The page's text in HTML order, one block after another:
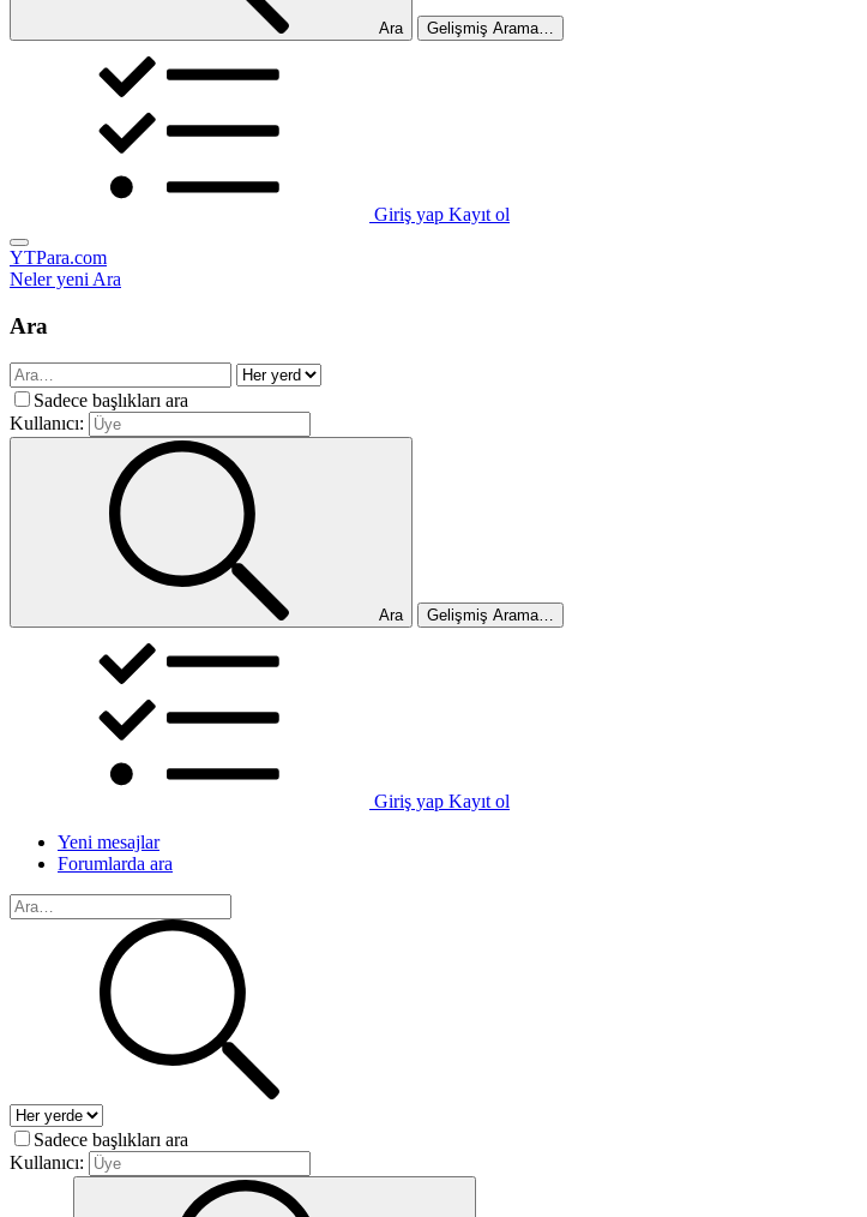
Ara Gelişmiş Arama…
Giriş yap Kayıt ol
YTPara.com
Neler yeniAra
Ara
Sadece başlıkları ara
Kullanıcı:
Ara Gelişmiş Arama…
Giriş yap Kayıt ol
Yeni mesajlar
Forumlarda ara
Sadece başlıkları ara
Kullanıcı: